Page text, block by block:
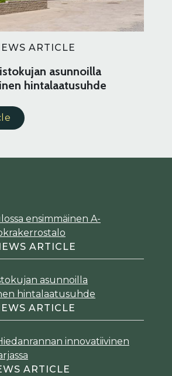
ARTICLE
asunnoilla
hintalaatusuhde
ensimmäinen A-
ARTICLE
asunnoilla
hintalaatusuhde
ARTICLE
innovatiivinen
ARTICLE